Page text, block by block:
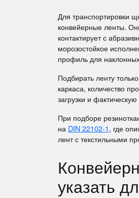
Для транспортировки
конвейерные ленты.
контактирует с
морозостойкое
профиль для
Подбирать ленту
каркаса, количество
загрузки и
При подборе
на DIN 22102-1, где
лент с текстильными
указать